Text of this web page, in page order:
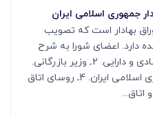
اوراق بهادار است که تصویب
دارد. اعضای شورا به شرح
ذیل می باشد: 1ـ وزیر امور اقتصادی و دارایی. 2ـ وزیر بازرگانی.
3ـ رئیس کل بانک مرکزی جمهوری اسلامی ایران. 4ـ روسای اتاق
اتاق...